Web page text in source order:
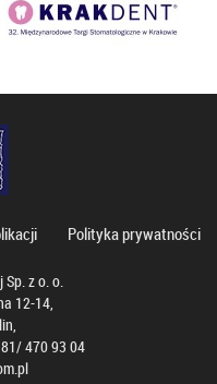
Polityka prywatności
z o. o.
12-14,
470 93 04